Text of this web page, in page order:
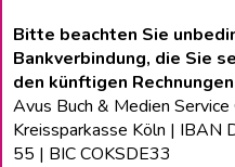
Bitte beachten Sie
Bankverbindung, die Sie
den künftigen
Avus Buch & Medien Service
Kreissparkasse Köln |
55 | BIC COKSDE33